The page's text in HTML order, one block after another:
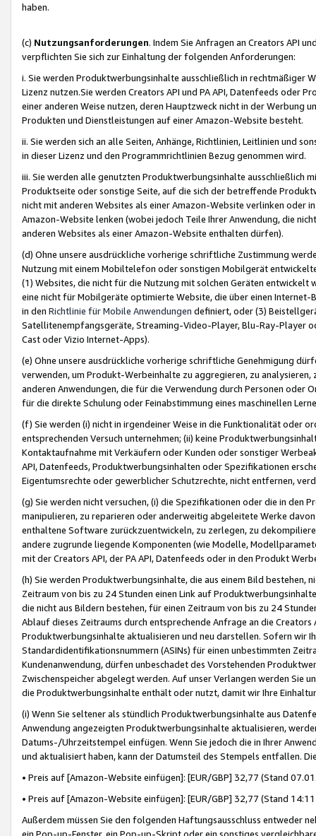
haben.
(c) Nutzungsanforderungen. Indem Sie Anfragen an Creators API
verpflichten Sie sich zur Einhaltung der folgenden Anforderungen:
i. Sie werden Produktwerbungsinhalte ausschließlich in rechtmäßiger
Lizenz nutzen.Sie werden Creators API und PA API, Datenfeeds oder
einer anderen Weise nutzen, deren Hauptzweck nicht in der Werbung
Produkten und Dienstleistungen auf einer Amazon-Website besteht.
ii. Sie werden sich an alle Seiten, Anhänge, Richtlinien, Leitlinien und
in dieser Lizenz und den Programmrichtlinien Bezug genommen wird.
iii. Sie werden alle genutzten Produktwerbungsinhalte ausschließlich
Produktseite oder sonstige Seite, auf die sich der betreffende
nicht mit anderen Websites als einer Amazon-Website verlinken oder
Amazon-Website lenken (wobei jedoch Teile Ihrer Anwendung, die
anderen Websites als einer Amazon-Website enthalten dürfen).
(d) Ohne unsere ausdrückliche vorherige schriftliche Zustimmung
Nutzung mit einem Mobiltelefon oder sonstigen Mobilgerät
(1) Websites, die nicht für die Nutzung mit solchen Geräten
eine nicht für Mobilgeräte optimierte Website, die über einen
in den Richtlinie für Mobile Anwendungen definiert, oder (3)
Satellitenempfangsgeräte, Streaming-Video-Player, Blu-Ray-Player
Cast oder Vizio Internet-Apps).
(e) Ohne unsere ausdrückliche vorherige schriftliche Genehmigung
verwenden, um Produkt-Werbeinhalte zu aggregieren, zu
anderen Anwendungen, die für die Verwendung durch Personen
für die direkte Schulung oder Feinabstimmung eines maschinellen
(f) Sie werden (i) nicht in irgendeiner Weise in die Funktionalität oder
entsprechenden Versuch unternehmen; (ii) keine
Kontaktaufnahme mit Verkäufern oder Kunden oder sonstiger
API, Datenfeeds, Produktwerbungsinhalten oder Spezifikationen
Eigentumsrechte oder gewerblicher Schutzrechte, nicht entfernen,
(g) Sie werden nicht versuchen, (i) die Spezifikationen oder die in
manipulieren, zu reparieren oder anderweitig abgeleitete Werke
enthaltene Software zurückzuentwickeln, zu zerlegen, zu
andere zugrunde liegende Komponenten (wie Modelle,
mit der Creators API, der PA API, Datenfeeds oder in den Produkt
(h) Sie werden Produktwerbungsinhalte, die aus einem Bild bestehen,
Zeitraum von bis zu 24 Stunden einen Link auf
die nicht aus Bildern bestehen, für einen Zeitraum von bis zu 24
Ablauf dieses Zeitraums durch entsprechende Anfrage an die
Produktwerbungsinhalte aktualisieren und neu darstellen. Sofern wir
Standardidentifikationsnummern (ASINs) für einen unbestimmten
Kundenanwendung, dürfen unbeschadet des Vorstehenden
Zwischenspeicher abgelegt werden. Auf unser Verlangen werden Sie
die Produktwerbungsinhalte enthält oder nutzt, damit wir Ihre
(i) Wenn Sie seltener als stündlich Produktwerbungsinhalte aus
Anwendung angezeigten Produktwerbungsinhalte aktualisieren,
Datums-/Uhrzeitstempel einfügen. Wenn Sie jedoch die in Ihrer
und aktualisiert haben, kann der Datumsteil des Stempels entfallen.
• Preis auf [Amazon-Website einfügen]: [EUR/GBP] 32,77 (Stand
• Preis auf [Amazon-Website einfügen]: [EUR/GBP] 32,77 (Stand
Außerdem müssen Sie den folgenden Haftungsausschluss entweder
ein Pop-up-Fenster, ein Pop-up-Skript oder ein sonstiges